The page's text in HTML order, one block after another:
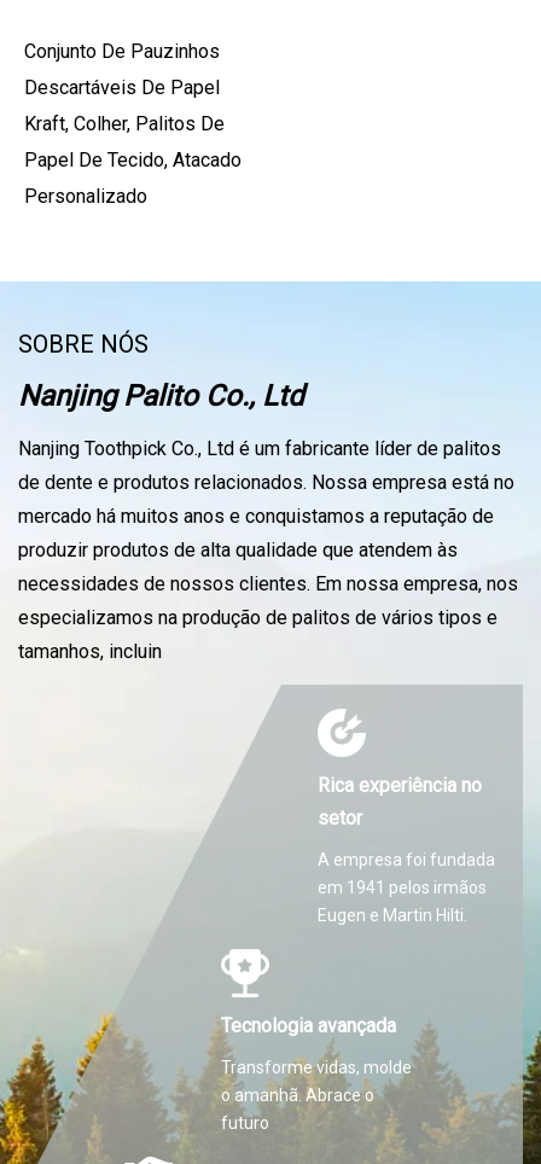
Conjunto De Pauzinhos
Descartáveis ​​de Papel
Kraft, Colher, Palitos De
Papel De Tecido, Atacado
Personalizado
SOBRE NÓS
Nanjing Palito Co., Ltd
Nanjing Toothpick Co., Ltd é um fabricante líder de palitos
de dente e produtos relacionados. Nossa empresa está no
mercado há muitos anos e conquistamos a reputação de
produzir produtos de alta qualidade que atendem às
necessidades de nossos clientes. Em nossa empresa, nos
especializamos na produção de palitos de vários tipos e
tamanhos, incluin
Rica experiência no
setor
A empresa foi fundada
em 1941 pelos irmãos
Eugen e Martin Hilti.
Tecnologia avançada
Transforme vidas, molde
o amanhã. Abrace o
futuro